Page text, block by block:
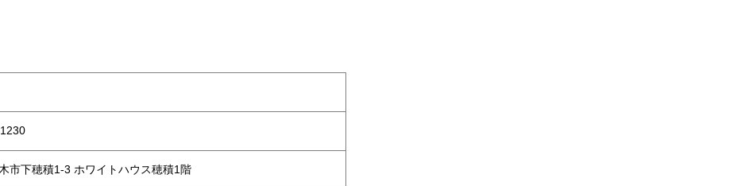
市下穂積1-3 ホワイトハウス穂積1階